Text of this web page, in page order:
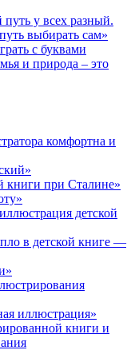
путь у всех разный.
выбирать сам»
с буквами
и природа – это
комфортна и
книги при Сталине»
детской
в детской книге —
иллюстрация»
книги и